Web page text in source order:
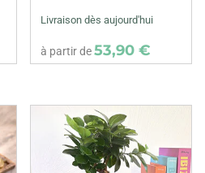
Livraison dès aujourd'hui
à partir de53,90 €